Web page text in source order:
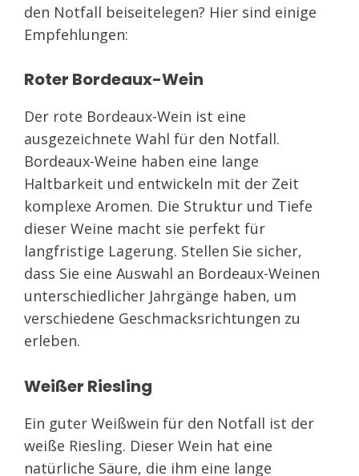
den Notfall beiseitelegen? Hier sind einige
Empfehlungen:
Roter Bordeaux-Wein
Der rote Bordeaux-Wein ist eine
ausgezeichnete Wahl für den Notfall.
Bordeaux-Weine haben eine lange
Haltbarkeit und entwickeln mit der Zeit
komplexe Aromen. Die Struktur und Tiefe
dieser Weine macht sie perfekt für
langfristige Lagerung. Stellen Sie sicher,
dass Sie eine Auswahl an Bordeaux-Weinen
unterschiedlicher Jahrgänge haben, um
verschiedene Geschmacksrichtungen zu
erleben.
Weißer Riesling
Ein guter Weißwein für den Notfall ist der
weiße Riesling. Dieser Wein hat eine
natürliche Säure, die ihm eine lange